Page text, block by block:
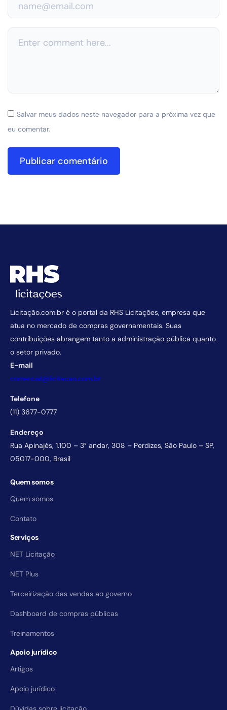
Salvar meus dados neste navegador para a próxima vez que
eu comentar.
Licitação.com.br é o portal da RHS Licitações, empresa que
atua no mercado de compras governamentais. Suas
contribuições abrangem tanto a administração pública quanto
o setor privado.
E-mail
comercial@licitacao.com.br
Telefone
(11) 3677-0777
Endereço
Rua Apinajés, 1.100 – 3° andar, 308 – Perdizes, São Paulo – SP,
05017-000, Brasil
Quem somos
Quem somos
Contato
Serviços
NET Licitação
NET Plus
Terceirização das vendas ao governo
Dashboard de compras públicas
Treinamentos
Apoio jurídico
Artigos
Apoio jurídico